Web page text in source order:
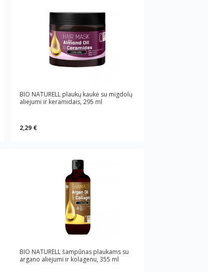
BIO NATURELL plaukų kaukė su migdolų
aliejumi ir keramidais, 295 ml
2,29 €
BIO NATURELL šampūnas plaukams su
argano aliejumi ir kolagenu, 355 ml